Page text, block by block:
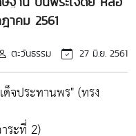
าคม 2561
ตะวันธรรม 27 มิ.ย. 2561
จประทานพร" (ทรง
ระที่ 2)